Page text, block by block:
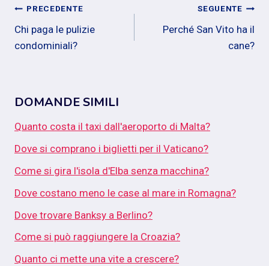
Navigazione
articoli
PRECEDENTE
Chi paga le pulizie
condominiali?
SEGUENTE
Perché San Vito ha il
cane?
DOMANDE SIMILI
Quanto costa il taxi dall'aeroporto di Malta?
Dove si comprano i biglietti per il Vaticano?
Come si gira l'isola d'Elba senza macchina?
Dove costano meno le case al mare in Romagna?
Dove trovare Banksy a Berlino?
Come si può raggiungere la Croazia?
Quanto ci mette una vite a crescere?